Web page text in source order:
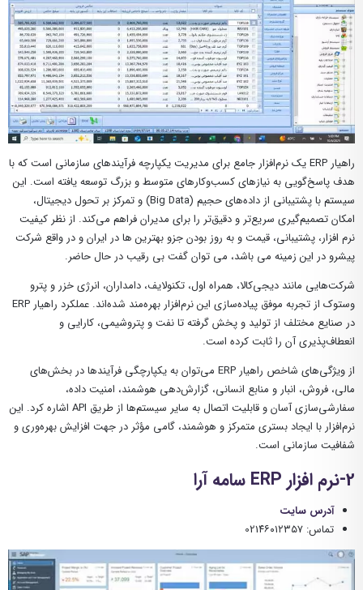
راهیار ERP یک نرم‌افزار جامع برای مدیریت یکپارچه فرآیندهای سازمانی است که با
هدف پاسخ‌گویی به نیازهای کسب‌وکارهای متوسط و بزرگ توسعه یافته است. این
سیستم با پشتیبانی از داده‌های حجیم (Big Data) و تمرکز بر تحول دیجیتال،
امکان تصمیم‌گیری سریع‌تر و دقیق‌تر را برای مدیران فراهم می‌کند. از نظر کیفیت
نرم افزار، پشتیبانی، قیمت و به روز بودن جزو بهترین ها در ایران و در واقع شرکت
پیشرو در این زمینه می باشد، می توان گفت بی رقیب در حال حاضر.
شرکت‌هایی مانند دیجی‌کالا، همراه اول، تکنولایف، دامداران، انرژی خزر و پترو
وستوک از تجربه موفق پیاده‌سازی این نرم‌افزار بهره‌مند شده‌اند. عملکرد راهیار ERP
در صنایع مختلف از تولید و پخش گرفته تا نفت و پتروشیمی، کارایی و
انعطاف‌پذیری آن را ثابت کرده است.
از ویژگی‌های شاخص راهیار ERP می‌توان به یکپارچگی فرآیندها در بخش‌های
مالی، فروش، انبار و منابع انسانی، گزارش‌دهی هوشمند، امنیت داده،
سفارشی‌سازی آسان و قابلیت اتصال به سایر سیستم‌ها از طریق API اشاره کرد. این
نرم‌افزار با ایجاد بستری متمرکز و هوشمند، گامی مؤثر در جهت افزایش بهره‌وری و
شفافیت سازمانی است.
2-نرم افزار ERP سامه آرا
آدرس سایت
تماس: 021۴۶۰۱۲۳۵۷